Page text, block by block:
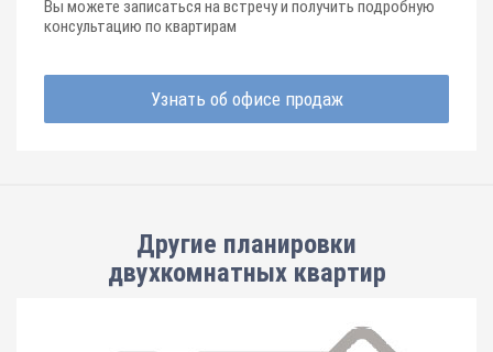
Вы можете записаться на встречу и получить подробную
консультацию по квартирам
Узнать об офисе продаж
Другие планировки
двухкомнатных квартир